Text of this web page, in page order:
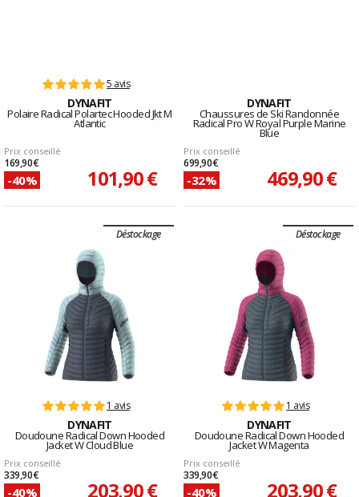
5 avis
DYNAFIT
Polaire Radical Polartec Hooded Jkt M
Atlantic
Prix conseillé
169,90 €
-40% 101,90 €
DYNAFIT
Chaussures de Ski Randonnée
Radical Pro W Royal Purple Marine
Blue
Prix conseillé
699,90 €
-32% 469,90 €
Déstockage
1 avis
DYNAFIT
Doudoune Radical Down Hooded
Jacket W Cloud Blue
Prix conseillé
339,90 €
-40% 203,90 €
Déstockage
1 avis
DYNAFIT
Doudoune Radical Down Hooded
Jacket W Magenta
Prix conseillé
339,90 €
-40% 203,90 €